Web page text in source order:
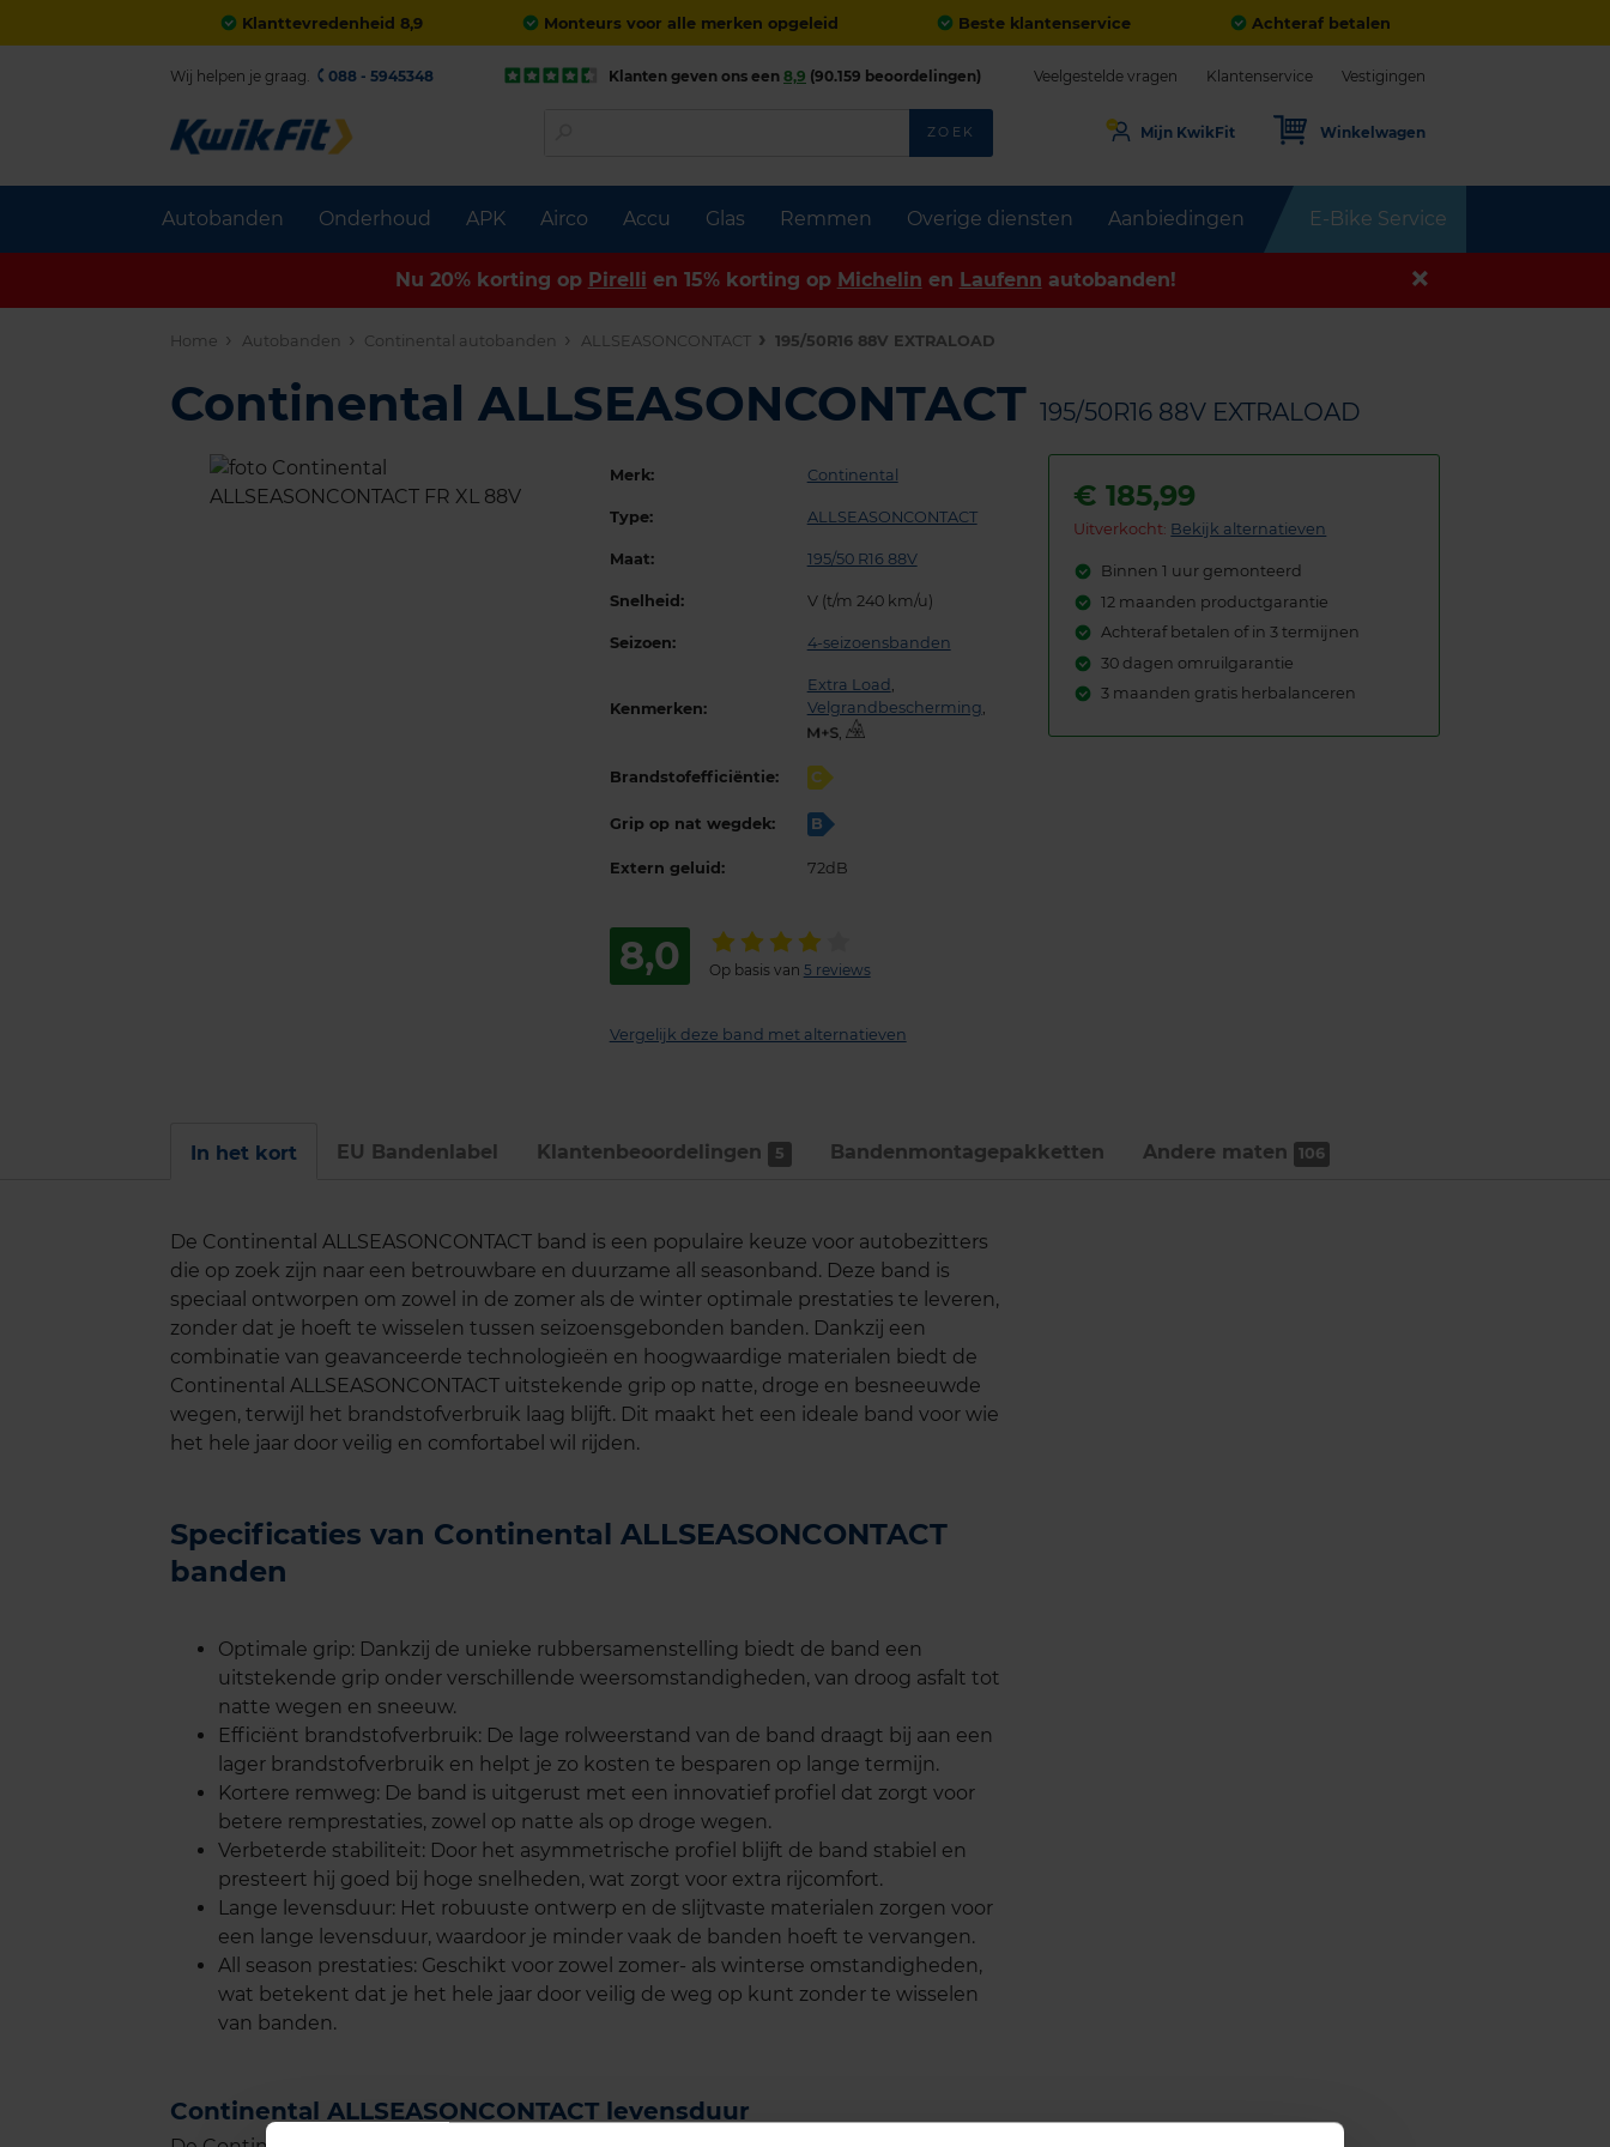
Klanttevredenheid 8,9 Monteurs voor alle merken opgeleid Beste klantenservice Achteraf betalen
Autobanden Onderhoud APK Airco Accu Glas Remmen Overige diensten Aanbiedingen E-Bike Service
Wij helpen je graag. 088 - 5945348 Klanten geven ons een 8,9 (90.159 beoordelingen) Veelgestelde vragen Klantenservice Vestigingen
ZOEK Mijn KwikFit Winkelwagen
Nu 20% korting op Pirelli en 15% korting op Michelin en Laufenn autobanden!
Home Autobanden Continental autobanden ALLSEASONCONTACT 195/50R16 88V EXTRALOAD
Continental ALLSEASONCONTACT 195/50R16 88V EXTRALOAD
Merk: Continental
Type: ALLSEASONCONTACT
Maat: 195/50 R16 88V
Snelheid: V (t/m 240 km/u)
Seizoen: 4-seizoensbanden
Kenmerken:
Extra Load ,
Velgrandbescherming,
,
Brandstofefficiëntie: C
Grip op nat wegdek: B
Extern geluid: 72dB
8,0 Op basis van 5 reviews
Vergelijk deze band met alternatieven
€185,99
Uitverkocht: Bekijk alternatieven
Binnen 1 uur gemonteerd
12 maanden productgarantie
Achteraf betalen of in 3 termijnen
30 dagen omruilgarantie
3 maanden gratis herbalanceren
In het kort EU Bandenlabel Klantenbeoordelingen 5 Bandenmontage­pakketten Andere maten 106
De Continental ALLSEASONCONTACT band is een populaire keuze voor autobezitters
die op zoek zijn naar een betrouwbare en duurzame all seasonband. Deze band is
speciaal ontworpen om zowel in de zomer als de winter optimale prestaties te leveren,
zonder dat je hoeft te wisselen tussen seizoensgebonden banden. Dankzij een
combinatie van geavanceerde technologieën en hoogwaardige materialen biedt de
Continental ALLSEASONCONTACT uitstekende grip op natte, droge en besneeuwde
wegen, terwijl het brandstofverbruik laag blijft. Dit maakt het een ideale band voor wie
het hele jaar door veilig en comfortabel wil rijden.
Specificaties van Continental ALLSEASONCONTACT
banden
Optimale grip: Dankzij de unieke rubbersamenstelling biedt de band een
uitstekende grip onder verschillende weersomstandigheden, van droog asfalt tot
natte wegen en sneeuw.
Efficiënt brandstofverbruik: De lage rolweerstand van de band draagt bij aan een
lager brandstofverbruik en helpt je zo kosten te besparen op lange termijn.
Kortere remweg: De band is uitgerust met een innovatief profiel dat zorgt voor
betere remprestaties, zowel op natte als op droge wegen.
Verbeterde stabiliteit: Door het asymmetrische profiel blijft de band stabiel en
presteert hij goed bij hoge snelheden, wat zorgt voor extra rijcomfort.
Lange levensduur: Het robuuste ontwerp en de slijtvaste materialen zorgen voor
een lange levensduur, waardoor je minder vaak de banden hoeft te vervangen.
All season prestaties: Geschikt voor zowel zomer- als winterse omstandigheden,
wat betekent dat je het hele jaar door veilig de weg op kunt zonder te wisselen
van banden.
Continental ALLSEASONCONTACT levensduur